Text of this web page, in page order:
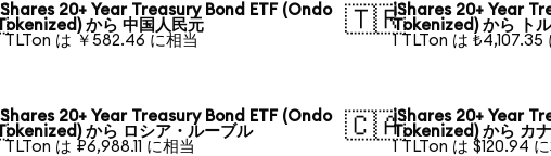
20+ Year Treasury Bond ETF (Ondo
から 中国人民元
TLTon は ￥582.46 に相当
🇹🇷iShares 20+ Year
Tokenized) から ト
1 TLTon は ₺4,107.35
20+ Year Treasury Bond ETF (Ondo
から ロシア・ルーブル
TLTon は ₽6,988.11 に相当
🇨🇦iShares 20+ Year
Tokenized) から カ
1 TLTon は $120.94